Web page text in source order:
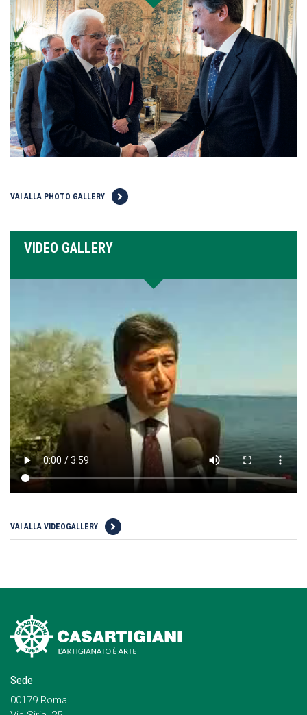
VAI ALLA PHOTO GALLERY
VIDEO GALLERY
VAI ALLA VIDEOGALLERY
Sede
00179 Roma